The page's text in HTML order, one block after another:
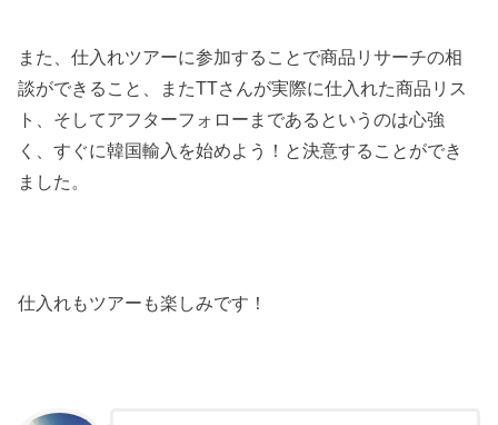
また、仕入れツアーに参加することで商品リサーチの相
談ができること、またTTさんが実際に仕入れた商品リス
ト、そしてアフターフォローまであるというのは心強
く、すぐに韓国輸入を始めよう！と決意することができ
ました。
仕入れもツアーも楽しみです！